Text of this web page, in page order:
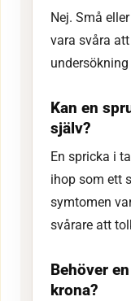
Nej. Små
vara svåra
Kan en
själv?
En spricka i
ihop som ett
symtomen
svårare att
Behöver
krona?